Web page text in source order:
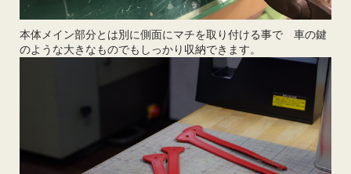
本体メイン部分とは別に側面にマチを取り付ける事で 車の鍵
のような大きなものでもしっかり収納できます。